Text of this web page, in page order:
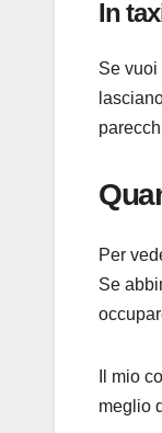
In
Se vuoi
Per
Se
Il mio
meglio